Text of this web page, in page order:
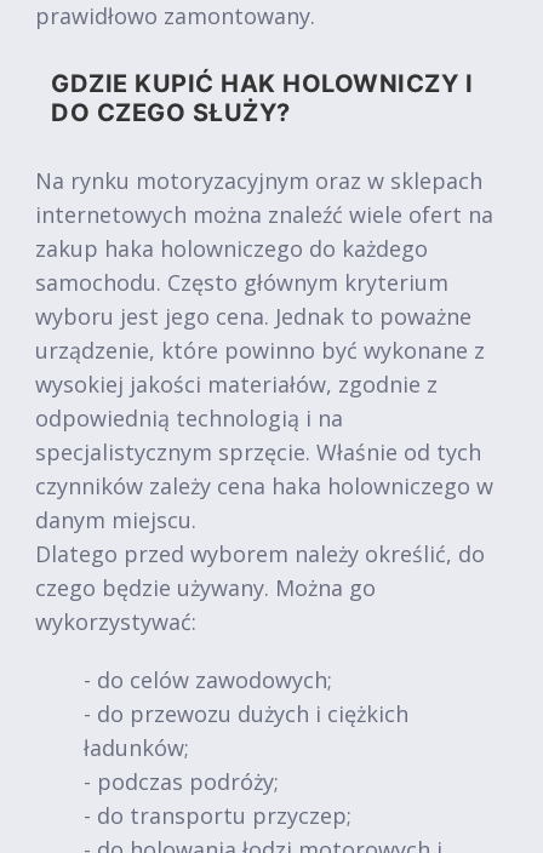
prawidłowo zamontowany.
GDZIE KUPIĆ HAK HOLOWNICZY I
DO CZEGO SŁUŻY?
Na rynku motoryzacyjnym oraz w sklepach
internetowych można znaleźć wiele ofert na
zakup haka holowniczego do każdego
samochodu. Często głównym kryterium
wyboru jest jego cena. Jednak to poważne
urządzenie, które powinno być wykonane z
wysokiej jakości materiałów, zgodnie z
odpowiednią technologią i na
specjalistycznym sprzęcie. Właśnie od tych
czynników zależy cena haka holowniczego w
danym miejscu.
Dlatego przed wyborem należy określić, do
czego będzie używany. Można go
wykorzystywać:
- do celów zawodowych;
- do przewozu dużych i ciężkich
ładunków;
- podczas podróży;
- do transportu przyczep;